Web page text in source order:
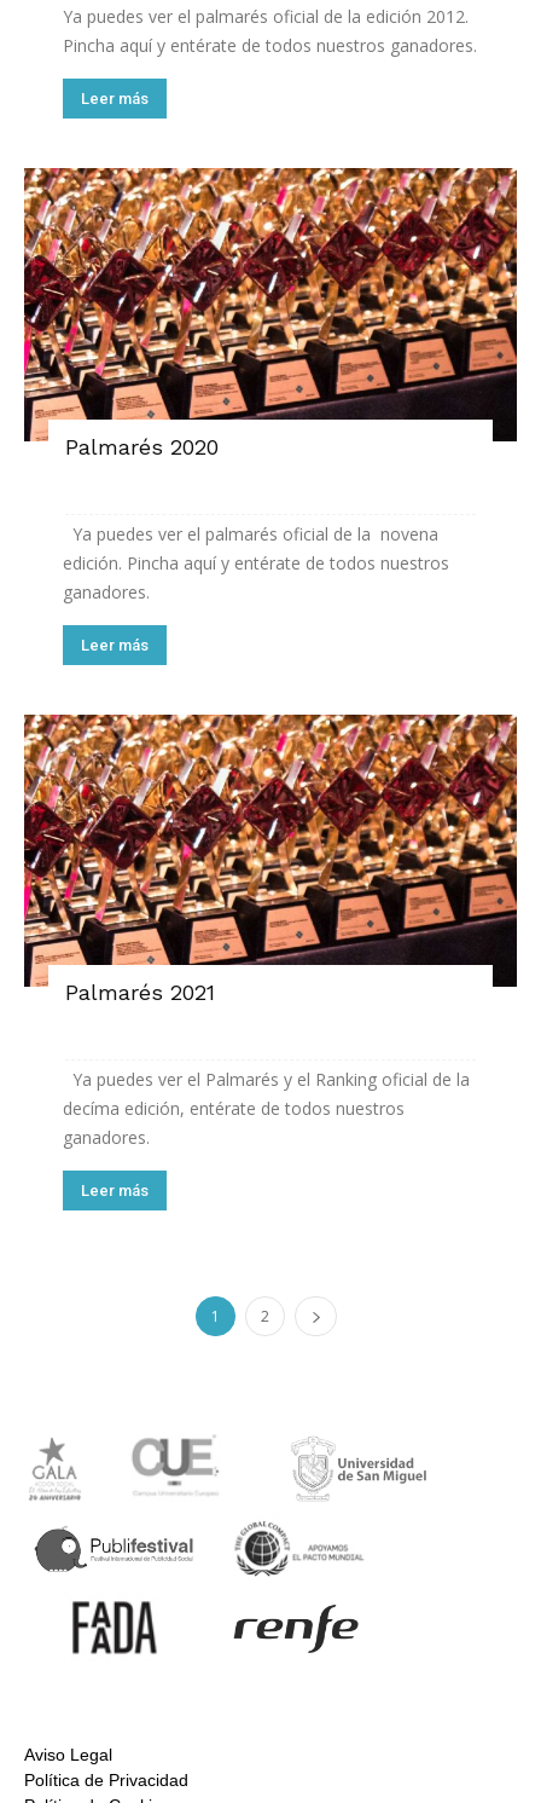
Ya puedes ver el palmarés oficial de la edición 2012.
Pincha aquí y entérate de todos nuestros ganadores.
Leer más
Palmarés 2020
Ya puedes ver el palmarés oficial de la novena
edición. Pincha aquí y entérate de todos nuestros
ganadores.
Leer más
Palmarés 2021
Ya puedes ver el Palmarés y el Ranking oficial de la
decíma edición, entérate de todos nuestros
ganadores.
Leer más
1 2
Aviso Legal
Política de Privacidad